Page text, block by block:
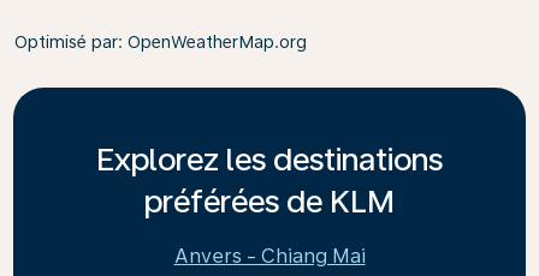
Optimisé par: OpenWeatherMap.org
Explorez les destinations
préférées de KLM
Anvers - Chiang Mai